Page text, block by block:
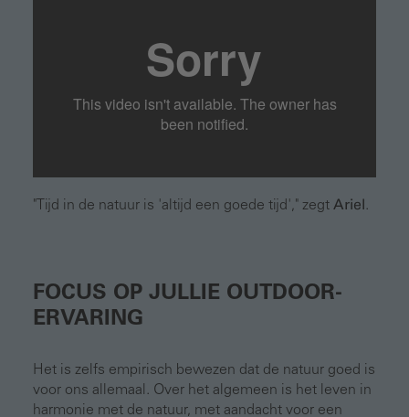
"Tijd in de natuur is 'altijd een goede tijd'," zegt Ariel .
FOCUS OP JULLIE OUTDOOR-
ERVARING
Het is zelfs empirisch bewezen dat de natuur goed is
voor ons allemaal. Over het algemeen is het leven in
harmonie met de natuur, met aandacht voor een